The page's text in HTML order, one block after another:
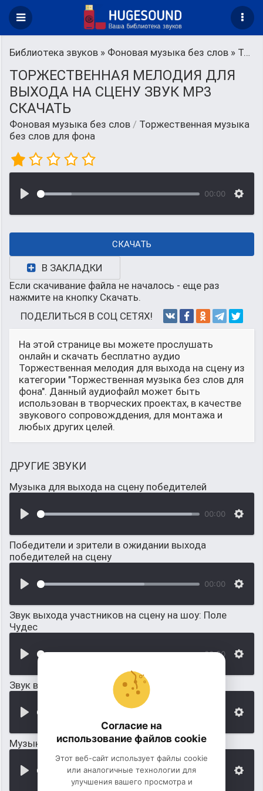
Библиотека звуков » Фоновая музыка без слов » Торжественная музыка без слов для фона
ТОРЖЕСТВЕННАЯ МЕЛОДИЯ ДЛЯ
ВЫХОДА НА СЦЕНУ ЗВУК MP3
СКАЧАТЬ
Фоновая музыка без слов / Торжественная музыка
без слов для фона
00:00
СКАЧАТЬ
В ЗАКЛАДКИ
Если скачивание файла не началось - еще раз
нажмите на кнопку Скачать.
ПОДЕЛИТЬСЯ В СОЦ СЕТЯХ!
На этой странице вы можете прослушать
онлайн и скачать бесплатно аудио
Торжественная мелодия для выхода на сцену из
категории "Торжественная музыка без слов для
фона". Данный аудиофайл может быть
использован в творческих проектах, в качестве
звукового сопровожддения, для монтажа и
любых других целей.
ДРУГИЕ ЗВУКИ
Музыка для выхода на сцену победителей
00:00
Победители и зрители в ожидании выхода
победителей на сцену
00:00
Звук выхода участников на сцену на шоу: Поле
Чудес
00:00
Звук выхода из Windows 95
Музыкальная отбивка для выхода ведущих
Согласие на
использование файлов cookie
Этот веб-сайт использует файлы cookie
или аналогичные технологии для
улучшения вашего просмотра и